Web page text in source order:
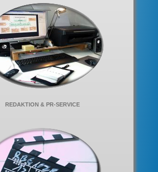
REDAKTION & PR-SERVICE